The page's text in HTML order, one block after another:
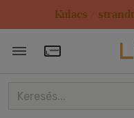
Kulacs /
Törzsvásárlói